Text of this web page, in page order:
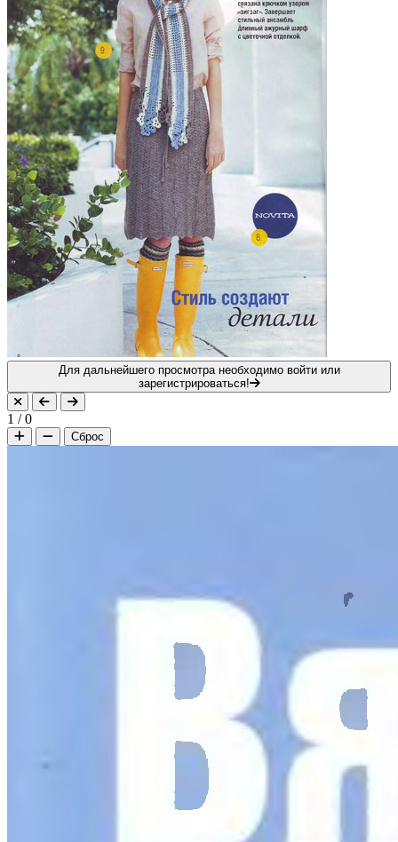
Для дальнейшего просмотра необходимо войти или
зарегистрироваться!
1 /0
Сброс